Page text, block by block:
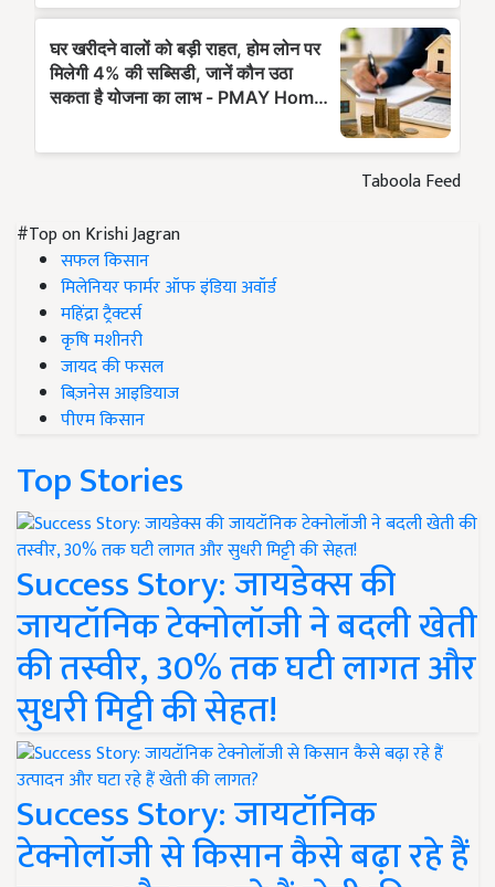
Taboola Feed
#Top on Krishi Jagran
सफल किसान
मिलेनियर फार्मर ऑफ इंडिया अवॉर्ड
महिंद्रा ट्रैक्टर्स
कृषि मशीनरी
जायद की फसल
बिज़नेस आइडियाज
पीएम किसान
Top Stories
Success Story: जायडेक्स की
जायटॉनिक टेक्नोलॉजी ने बदली खेती
की तस्वीर, 30% तक घटी लागत और
सुधरी मिट्टी की सेहत!
Success Story: जायटॉनिक
टेक्नोलॉजी से किसान कैसे बढ़ा रहे हैं